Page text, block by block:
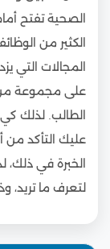
الصحية تفتح
الكثير من
المجالات التي
على مجموعة من
الطالب. لذلك
عليك التأكد
لتعرف ما تريد،